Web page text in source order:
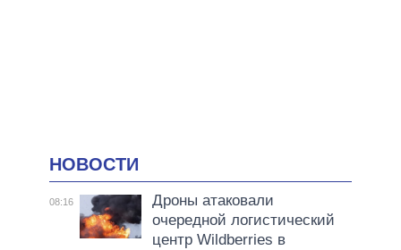
НОВОСТИ
08:16
Дроны атаковали
очередной логистический
центр Wildberries в